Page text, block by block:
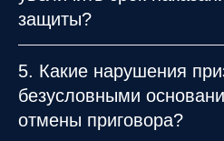
защиты?
5. Какие нарушения
безусловными
отмены приговора?